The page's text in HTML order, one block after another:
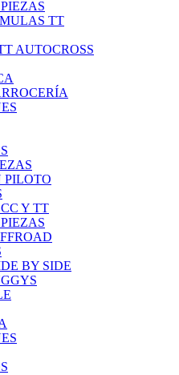
TT
AUTOCROSS
PILOTO
Y TT
BY SIDE